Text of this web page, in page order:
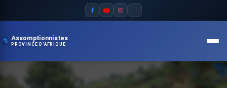
Assomptionnistes
PROVINCE D'AFRIQUE